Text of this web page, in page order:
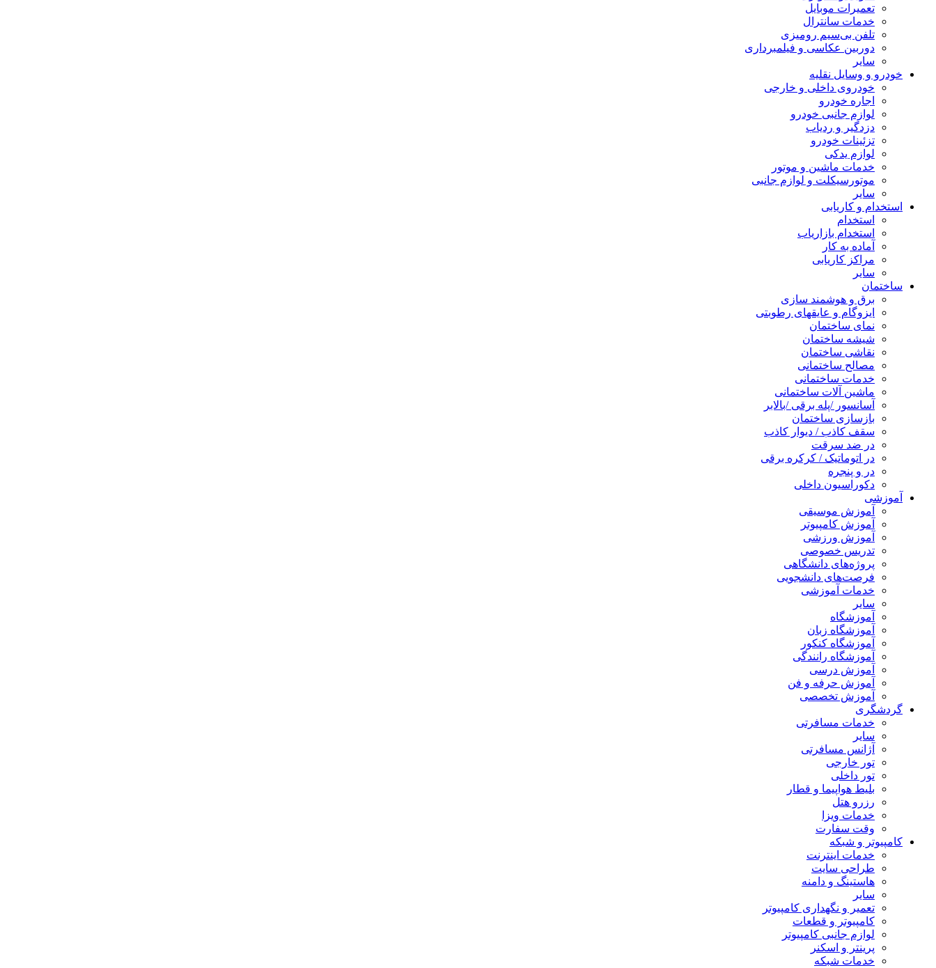
تعمیرات موبایل
خدمات سانترال
تلفن بی‌سیم رومیزی
دوربین عکاسی و فیلمبرداری
سایر
خودرو و وسایل نقلیه
خودروی داخلی و خارجی
اجاره خودرو
لوازم جانبی خودرو
دزدگیر و ردیاب
تزئینات خودرو
لوازم یدکی
خدمات ماشین و موتور
موتورسیکلت و لوازم جانبی
سایر
استخدام و کاریابی
استخدام
استخدام بازاریاب
آماده به کار
مراکز کاریابی
سایر
ساختمان
برق و هوشمند سازی
ایزوگام و عایقهای رطوبتی
نمای ساختمان
شیشه ساختمان
نقاشی ساختمان
مصالح ساختمانی
خدمات ساختمانی
ماشین آلات ساختمانی
آسانسور /پله برقی /بالابر
بازسازی ساختمان
سقف کاذب / دیوار کاذب
در ضد سرقت
در اتوماتیک / کرکره برقی
در و پنجره
دکوراسیون داخلی
آموزشی
آموزش موسیقی
آموزش کامپیوتر
آموزش ورزشی
تدریس خصوصی
پروژه‌های دانشگاهی
فرصت‌های دانشجویی
خدمات آموزشی
سایر
آموزشگاه
آموزشگاه زبان
آموزشگاه کنکور
آموزشگاه رانندگی
آموزش درسی
آموزش حرفه و فن
آموزش تخصصی
گردشگری
خدمات مسافرتی
سایر
آژانس مسافرتی
تور خارجی
تور داخلی
بلیط هواپیما و قطار
رزرو هتل
خدمات ویزا
وقت سفارت
کامپیوتر و شبکه
خدمات اینترنت
طراحی سایت
هاستینگ و دامنه
سایر
تعمیر و نگهداری کامپیوتر
کامپیوتر و قطعات
لوازم جانبی کامپیوتر
پرینتر و اسکنر
خدمات شبکه